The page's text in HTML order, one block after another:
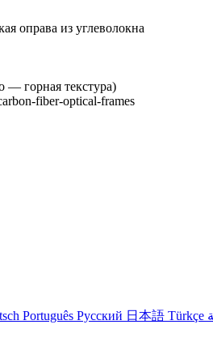
оправа из углеволокна
— горная текстура)
fiber-optical-frames
Português Русский 日本語 Türkçe